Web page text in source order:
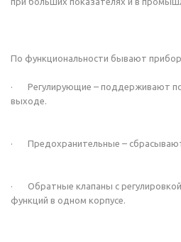
По функциональности бывают
· Регулирующие – поддерживают
выходе.
· Предохранительные –
· Обратные клапаны с
функций в одном корпусе.